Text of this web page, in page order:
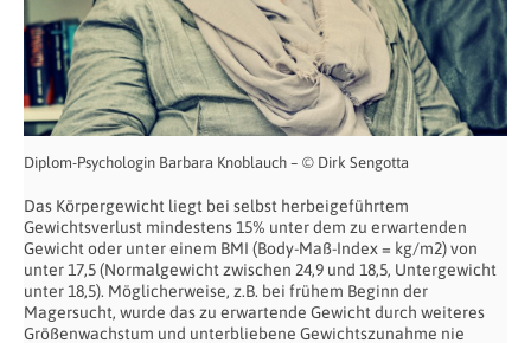
Diplom-Psychologin Barbara Knoblauch – © Dirk Sengotta
Das Körpergewicht liegt bei selbst herbeigeführtem
Gewichtsverlust mindestens 15% unter dem zu erwartenden
Gewicht oder unter einem BMI (Body-Maß-Index = kg/m2) von
unter 17,5 (Normalgewicht zwischen 24,9 und 18,5, Untergewicht
unter 18,5). Möglicherweise, z.B. bei frühem Beginn der
Magersucht, wurde das zu erwartende Gewicht durch weiteres
Größenwachstum und unterbliebene Gewichtszunahme nie